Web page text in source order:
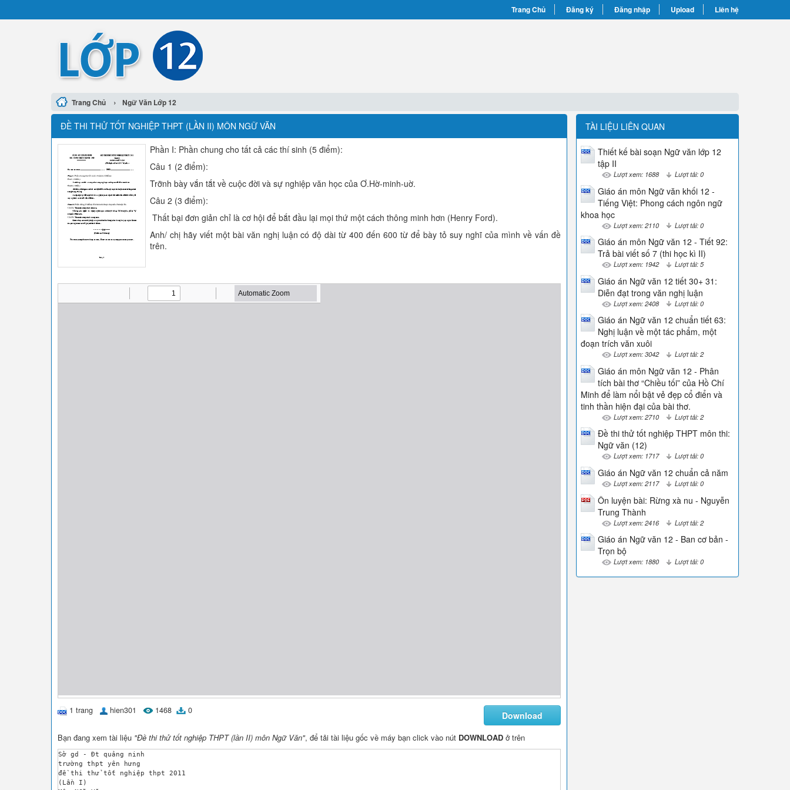
Trang Chủ Đăng ký Đăng nhập Upload Liên hệ
Trang Chủ › Ngữ Văn Lớp 12
ĐỀ THI THỬ TỐT NGHIỆP THPT (LẦN II) MÔN NGỮ VĂN
Phần I: Phần chung cho tất cả các thí sinh (5 điểm):
Câu 1 (2 điểm):
Trỡnh bày vắn tắt về cuộc đời và sự nghiệp văn học của Ơ.Hờ-minh-uờ.
Câu 2 (3 điểm):
Thất bại đơn giản chỉ là cơ hội để bắt đầu lại mọi thứ một cách thông minh hơn (Henry Ford).
Anh/ chị hãy viết một bài văn nghị luận có độ dài từ 400 đến 600 từ để bày tỏ suy nghĩ của mình về vấn đề
trên.
1 trang hien301 1468 0 Download
Bạn đang xem tài liệu "Đề thi thử tốt nghiệp THPT (lần II) môn Ngữ Văn", để tải tài liệu gốc về máy bạn click vào nút DOWNLOAD ở trên
Sở gd - Đt quảng ninh
trường thpt yên hưng
đề thi thử tốt nghiệp thpt 2011
(Lần I)
TÀI LIỆU LIÊN QUAN
Thiết kế bài soạn Ngữ văn lớp 12
tập II
Lượt xem: 1688 Lượt tải: 0
Giáo án môn Ngữ văn khối 12 -
Tiếng Việt: Phong cách ngôn ngữ
khoa học
Lượt xem: 2110 Lượt tải: 0
Giáo án môn Ngữ văn 12 - Tiết 92:
Trả bài viết số 7 (thi học kì II)
Lượt xem: 1942 Lượt tải: 5
Giáo án Ngữ văn 12 tiết 30+ 31:
Diễn đạt trong văn nghị luận
Lượt xem: 2408 Lượt tải: 0
Giáo án Ngữ văn 12 chuẩn tiết 63:
Nghị luận về một tác phẩm, một
đoạn trích văn xuôi
Lượt xem: 3042 Lượt tải: 2
Giáo án môn Ngữ văn 12 - Phân
tích bài thơ “Chiều tối” của Hồ Chí
Minh để làm nổi bật vẻ đẹp cổ điển và
tinh thần hiện đại của bài thơ.
Lượt xem: 2710 Lượt tải: 2
Đề thi thử tốt nghiệp THPT môn thi:
Ngữ văn (12)
Lượt xem: 1717 Lượt tải: 0
Giáo án Ngữ văn 12 chuẩn cả năm
Lượt xem: 2117 Lượt tải: 0
Ôn luyện bài: Rừng xà nu - Nguyễn
Trung Thành
Lượt xem: 2416 Lượt tải: 2
Giáo án Ngữ văn 12 - Ban cơ bản -
Trọn bộ
Lượt xem: 1880 Lượt tải: 0